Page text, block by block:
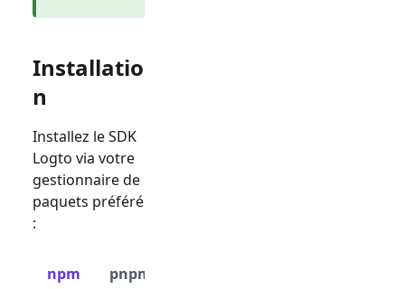
Installatio
n
Installez le SDK
Logto via votre
gestionnaire de
paquets préféré
:
npm pnpm